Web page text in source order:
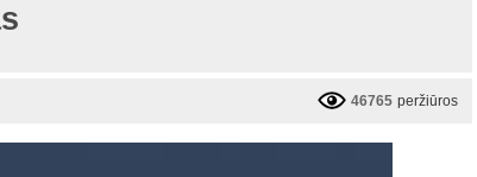
46765 peržiūros